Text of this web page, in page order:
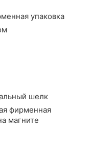
упаковка
шелк
фирменная
магните